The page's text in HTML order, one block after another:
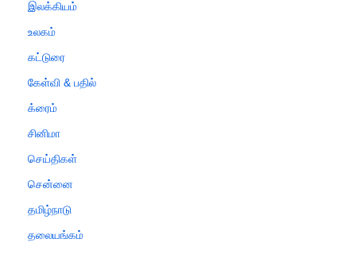
இலக்கியம்
உலகம்
கட்டுரை
கேள்வி & பதில்
க்ரைம்
சினிமா
செய்திகள்
சென்னை
தமிழ்நாடு
தலையங்கம்